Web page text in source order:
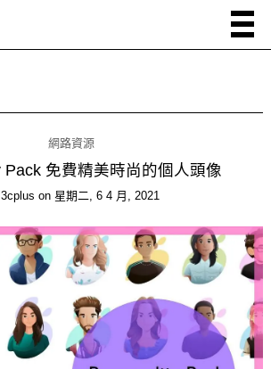
網路資源
Pack 免費精美時尚的個人頭像
3cplus on 星期二, 6 4 月, 2021